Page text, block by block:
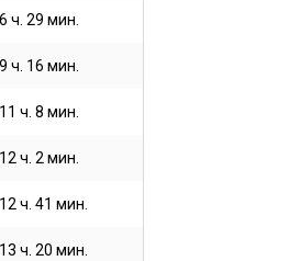
ч. 29 мин.
ч. 16 мин.
ч. 8 мин.
ч. 2 мин.
ч. 41 мин.
ч. 20 мин.